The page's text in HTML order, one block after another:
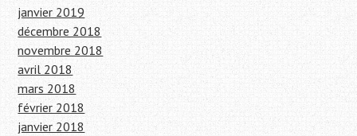
janvier 2019
décembre 2018
novembre 2018
avril 2018
mars 2018
février 2018
janvier 2018